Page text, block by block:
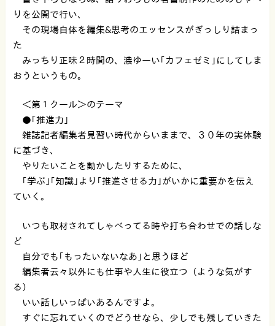
りを公開で行い、
その現場自体を編集&思考のエッセンスがぎっしり詰まっ
た
みっちり正味２時間の、濃ゆーい｢カフェゼミ｣にしてしま
おうというもの。
＜第１クール＞のテーマ
●｢推進力｣
雑誌記者編集者見習い時代からいままで、３０年の実体験
に基づき、
やりたいことを動かしたりするために、
｢学ぶ｣｢知識｣より｢推進させる力｣がいかに重要かを伝え
ていく。
いつも取材されてしゃべってる時や打ち合わせでの話しな
ど
自分でも｢もったいないなあ｣と思うほど
編集者云々以外にも仕事や人生に役立つ（ような気がす
る）
いい話しいっぱいあるんですよ。
すぐに忘れていくのでどうせなら、少しでも残していきた